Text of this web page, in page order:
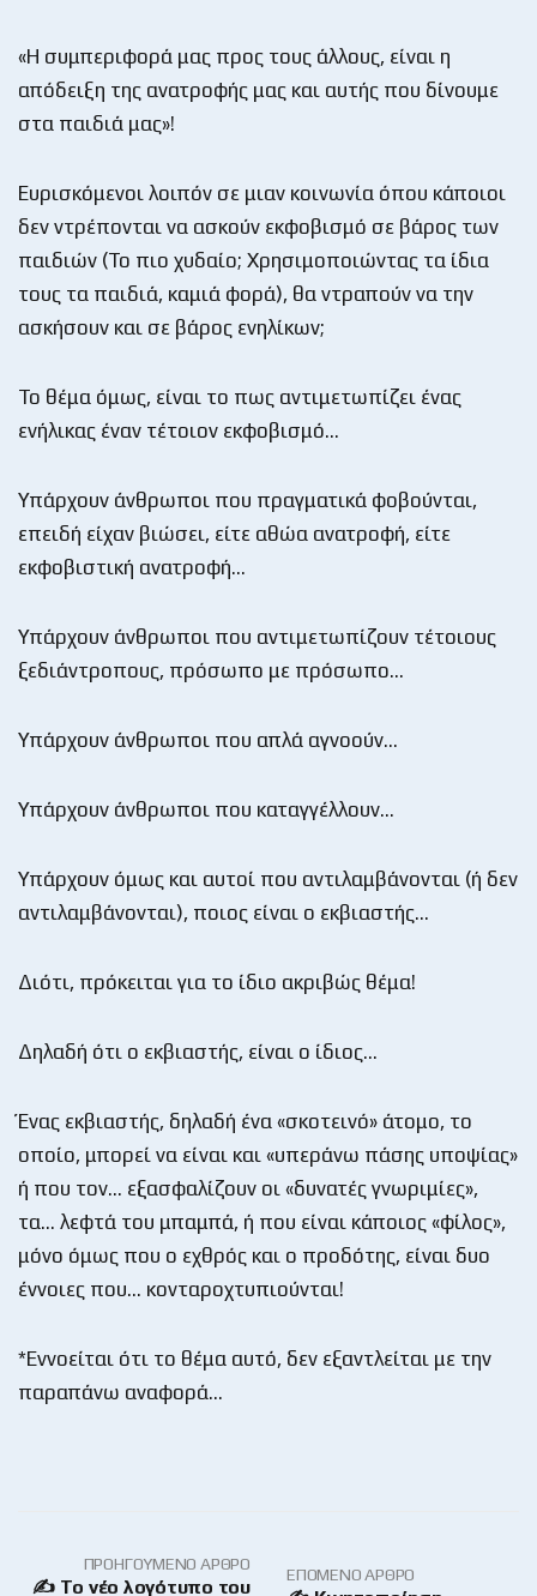
«Η συμπεριφορά μας προς τους άλλους, είναι η
απόδειξη της ανατροφής μας και αυτής που δίνουμε
στα παιδιά μας»!
Ευρισκόμενοι λοιπόν σε μιαν κοινωνία όπου κάποιοι
δεν ντρέπονται να ασκούν εκφοβισμό σε βάρος των
παιδιών (Το πιο χυδαίο; Χρησιμοποιώντας τα ίδια
τους τα παιδιά, καμιά φορά), θα ντραπούν να την
ασκήσουν και σε βάρος ενηλίκων;
Το θέμα όμως, είναι το πως αντιμετωπίζει ένας
ενήλικας έναν τέτοιον εκφοβισμό…
Υπάρχουν άνθρωποι που πραγματικά φοβούνται,
επειδή είχαν βιώσει, είτε αθώα ανατροφή, είτε
εκφοβιστική ανατροφή…
Υπάρχουν άνθρωποι που αντιμετωπίζουν τέτοιους
ξεδιάντροπους, πρόσωπο με πρόσωπο…
Υπάρχουν άνθρωποι που απλά αγνοούν…
Υπάρχουν άνθρωποι που καταγγέλλουν…
Υπάρχουν όμως και αυτοί που αντιλαμβάνονται (ή δεν
αντιλαμβάνονται), ποιος είναι ο εκβιαστής…
Διότι, πρόκειται για το ίδιο ακριβώς θέμα!
Δηλαδή ότι ο εκβιαστής, είναι ο ίδιος…
Ένας εκβιαστής, δηλαδή ένα «σκοτεινό» άτομο, το
οποίο, μπορεί να είναι και «υπεράνω πάσης υποψίας»
ή που τον… εξασφαλίζουν οι «δυνατές γνωριμίες»,
τα… λεφτά του μπαμπά, ή που είναι κάποιος «φίλος»,
μόνο όμως που ο εχθρός και ο προδότης, είναι δυο
έννοιες που… κονταροχτυπιούνται!
*Εννοείται ότι το θέμα αυτό, δεν εξαντλείται με την
παραπάνω αναφορά…
ΠΡΟΗΓΟΎΜΕΝΟ ΆΡΘΡΟ
✍ To νέο λογότυπο του
ΕΠΌΜΕΝΟ ΆΡΘΡΟ